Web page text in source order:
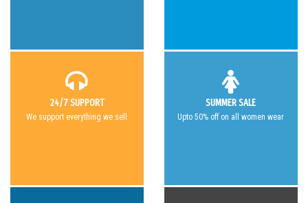
24/7 SUPPORT
We support everything we sell
SUMMER SALE
Upto 50% off on all women wear